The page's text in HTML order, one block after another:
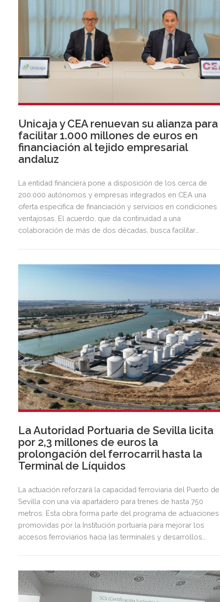
Unicaja y CEA renuevan su alianza para
facilitar 1.000 millones de euros en
financiación al tejido empresarial
andaluz
La entidad financiera pone a disposición de los cerca de
200.000 autónomos y empresas integrados en CEA una
oferta específica de financiación y servicios en condiciones
ventajosas. El acuerdo, que da continuidad a una
colaboración de más de dos décadas, busca facilitar
Unicaja a empresas, pymes y autónomos, uno de los
La Autoridad Portuaria de Sevilla licita
por 2,3 millones de euros la
prolongación del ferrocarril hasta la
Terminal de Líquidos
La actuación reforzará la capacidad ferroviaria del Puerto de
Sevilla con una vía apartadero para trenes de hasta 750
metros. Esta obra forma parte del programa de actuaciones
promovidas por la Institución portuaria para mejorar los
accesos ferroviarios hacia las terminales y desarrollos